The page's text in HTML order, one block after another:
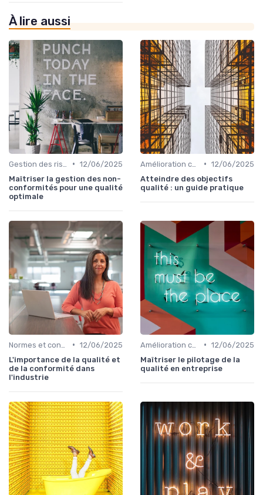
À lire aussi
• 12/06/2025
Maîtriser la gestion des non-
conformités pour une qualité
optimale
• 12/06/2025
Atteindre des objectifs
qualité : un guide pratique
• 12/06/2025
L'importance de la qualité et
de la conformité dans
l'industrie
• 12/06/2025
Maîtriser le pilotage de la
qualité en entreprise